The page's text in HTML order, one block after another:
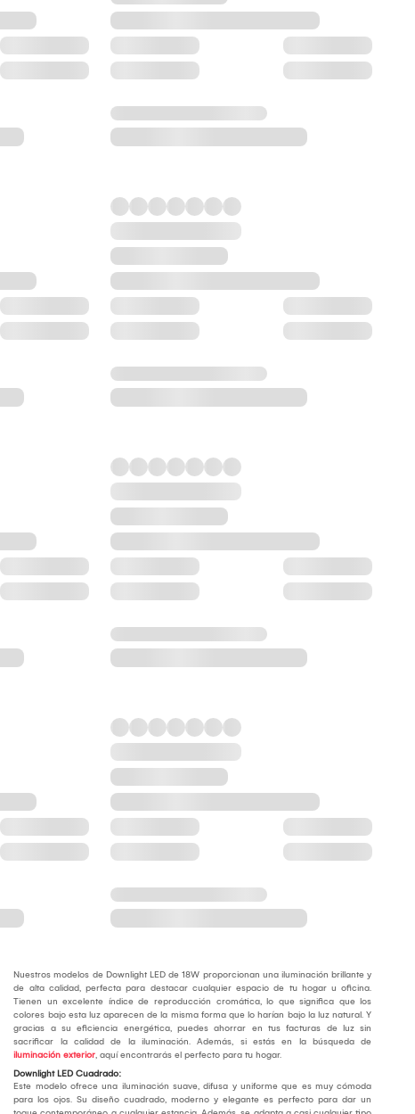
Nuestros modelos de Downlight LED de 18W proporcionan una iluminación brillante y
de alta calidad, perfecta para destacar cualquier espacio de tu hogar u oficina.
Tienen un excelente índice de reproducción cromática, lo que significa que los
colores bajo esta luz aparecen de la misma forma que lo harían bajo la luz natural. Y
gracias a su eficiencia energética, puedes ahorrar en tus facturas de luz sin
sacrificar la calidad de la iluminación. Además, si estás en la búsqueda de
iluminación exterior, aquí encontrarás el perfecto para tu hogar.
Downlight LED Cuadrado:
Este modelo ofrece una iluminación suave, difusa y uniforme que es muy cómoda
para los ojos. Su diseño cuadrado, moderno y elegante es perfecto para dar un